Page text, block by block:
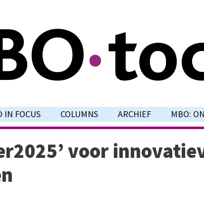
IN FOCUS COLUMNS ARCHIEF MBO:
voor